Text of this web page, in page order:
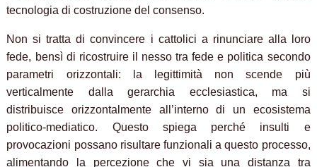
tecnologia di costruzione del consenso.
Non si tratta di convincere i cattolici a rinunciare alla loro
fede, bensì di ricostruire il nesso tra fede e politica secondo
parametri orizzontali: la legittimità non scende più
verticalmente dalla gerarchia ecclesiastica, ma si
distribuisce orizzontalmente all’interno di un ecosistema
politico-mediatico. Questo spiega perché insulti e
provocazioni possano risultare funzionali a questo processo,
alimentando la percezione che vi sia una distanza tra